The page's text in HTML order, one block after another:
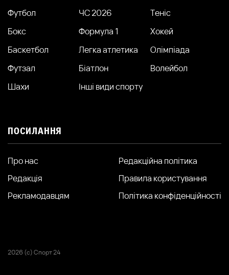
Футбол ЧС 2026
Теніс
Бокс
Формула 1
Хокей
Баскетбол
Легка атлетика
Олімпіада
Футзал
Біатлон
Волейбол
Шахи
Інші види спорту
ПОСИЛАННЯ
Про нас
Редакція
Рекламодавцям
Редакційна політика
Правила користування
Політика конфіденційності
2026 (с) Спорт 24